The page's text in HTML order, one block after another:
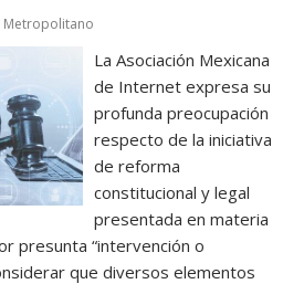
Metropolitano
La Asociación Mexicana
de Internet expresa su
profunda preocupación
respecto de la iniciativa
de reforma
constitucional y legal
presentada en materia
presunta “intervención o
que diversos elementos